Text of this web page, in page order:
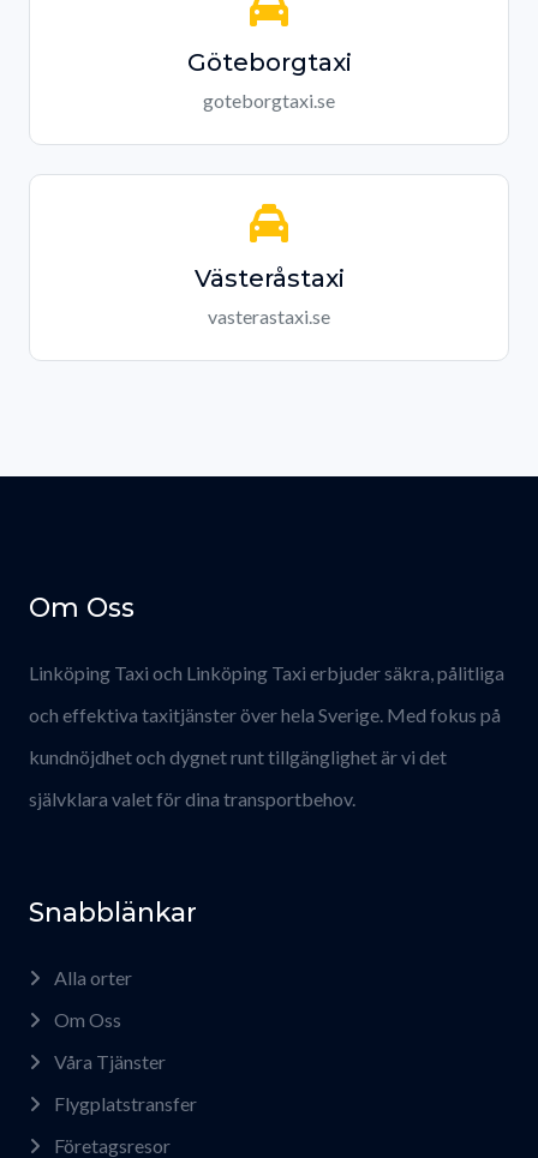
Göteborgtaxi
goteborgtaxi.se
Västeråstaxi
vasterastaxi.se
Om Oss
Linköping Taxi och Linköping Taxi erbjuder säkra, pålitliga
och effektiva taxitjänster över hela Sverige. Med fokus på
kundnöjdhet och dygnet runt tillgänglighet är vi det
självklara valet för dina transportbehov.
Snabblänkar
Alla orter
Om Oss
Våra Tjänster
Flygplatstransfer
Företagsresor